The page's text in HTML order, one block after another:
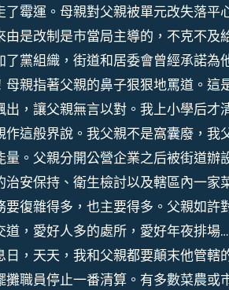
霉運。母親對父親被單元改失落平
是改制是市當局主導的，不克不
了黨組織，街道和居委會曾經承諾
親指著父親的鼻子狠狠地罵道。這
，讓父親無言以對。我上小學后才
這般界說。我父親不是窩囊廢，
。父親分開公營企業之后被街道辦
治安保持、衛生檢討以及轄區內一
復雜得多，也主要得多。父親如
，愛好人多的處所，愛好年夜排
，天天，我和父親都要顛末他管
攤職員停止一番清算。有多數菜農